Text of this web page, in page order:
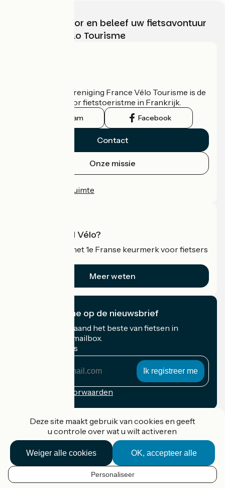
NL
Kies, bereid voor en beleef uw fietsavontuur
met France Vélo Tourisme
De nationale vereniging France Vélo Tourisme is de
officiële gids voor fietstoeristme in Frankrijk.
Instagram Facebook
Contact
Onze missie
Professionele ruimte
Wat is Accueil Vélo?
Accueil Vélo is het 1e Franse keurmerk voor fietsers
Meer weten
Ik abonneer me op de nieuwsbrief
Ontvang elke maand het beste van fietsen in
Frankrijk in uw mailbox.
Mijn e-mailadres
Inschrijvingsvoorwaarden
Accueil Vélo Pro
Contact
Wettelijke informatie
Deze site maakt gebruik van cookies en geeft
u controle over wat u wilt activeren
OK, accepteer alle
Weiger alle cookies
Personaliseer